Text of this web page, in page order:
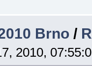
Brno /
2010,